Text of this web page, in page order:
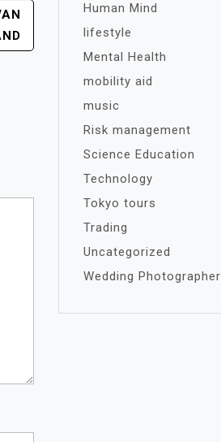
Human Mind
lifestyle
Mental Health
mobility aid
music
Risk management
Science Education
Technology
Tokyo tours
Trading
Uncategorized
Wedding Photographer